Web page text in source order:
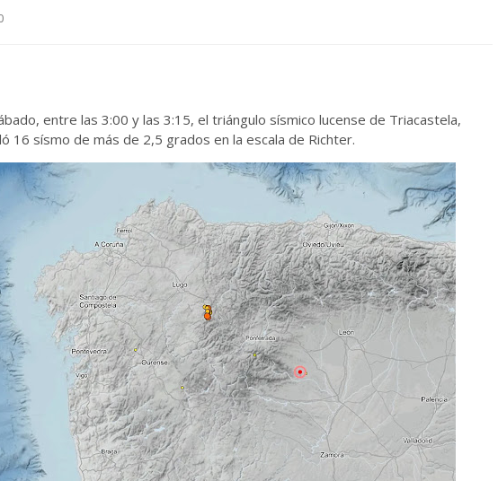
entre las 3:00 y las 3:15, el triángulo sísmico lucense de Triacastela,
16 sísmo de más de 2,5 grados en la escala de Richter.